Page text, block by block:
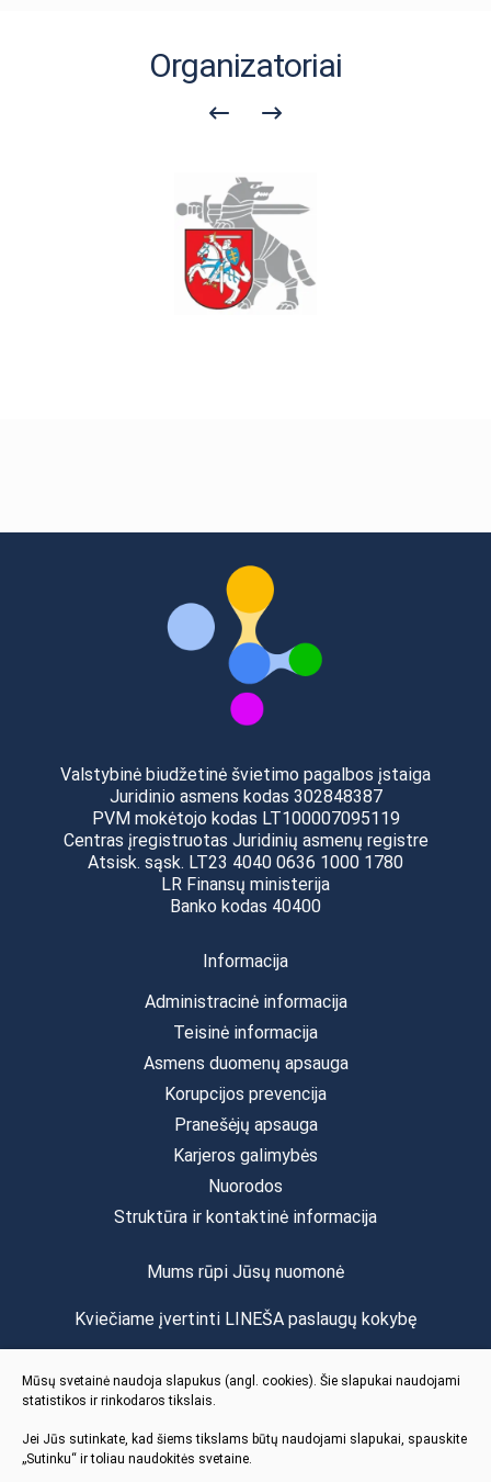
Organizatoriai
Valstybinė biudžetinė švietimo pagalbos įstaiga
Juridinio asmens kodas 302848387
PVM mokėtojo kodas LT100007095119
Centras įregistruotas Juridinių asmenų registre
Atsisk. sąsk. LT23 4040 0636 1000 1780
LR Finansų ministerija
Banko kodas 40400
Informacija
Administracinė informacija
Teisinė informacija
Asmens duomenų apsauga
Korupcijos prevencija
Pranešėjų apsauga
Karjeros galimybės
Nuorodos
Struktūra ir kontaktinė informacija
Mums rūpi Jūsų nuomonė
Kviečiame įvertinti LINEŠA paslaugų kokybę
Mūsų svetainė naudoja slapukus (angl. cookies). Šie slapukai naudojami
statistikos ir rinkodaros tikslais.
Jei Jūs sutinkate, kad šiems tikslams būtų naudojami slapukai, spauskite
„Sutinku“ ir toliau naudokitės svetaine.